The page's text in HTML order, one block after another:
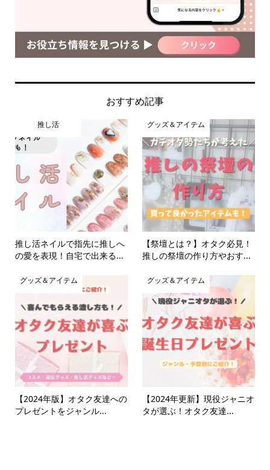
おすすめ記事
推し活
推し活ネイルで指先に推しへ
の愛を表現！自宅で出来る...
グッズ＆アイテム
【祭壇とは？】オタク必見！
推しの祭壇の作り方やおす...
グッズ＆アイテム
【2024年版】オタク友達への
プレゼントをジャンル...
グッズ＆アイテム
【2024年更新】現役ジャニオ
タが選ぶ！オタク友達...